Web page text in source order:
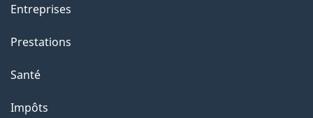
Entreprises
Prestations
Santé
Impôts